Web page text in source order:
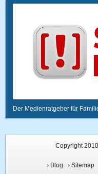
Der Medienratgeber für
Copyright
› Blog › Sitemap